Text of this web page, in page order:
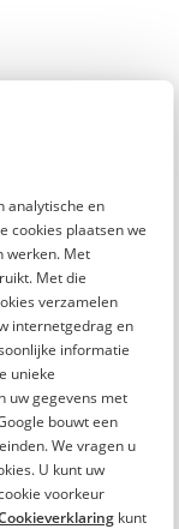
analytische en
cookies plaatsen we
werken. Met
Met die
verzamelen
internetgedrag en
informatie
unieke
uw gegevens met
bouwt een
We vragen u
U kunt uw
voorkeur
kunt
en Thuiszorg>